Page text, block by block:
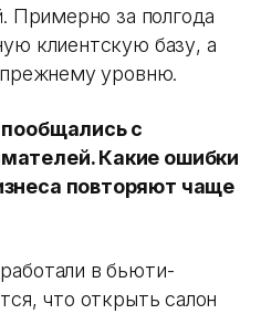
Примерно за полгода
клиентскую базу, а
прежнему уровню.
с
Какие ошибки
повторяют чаще
в бьюти-
что открыть салон